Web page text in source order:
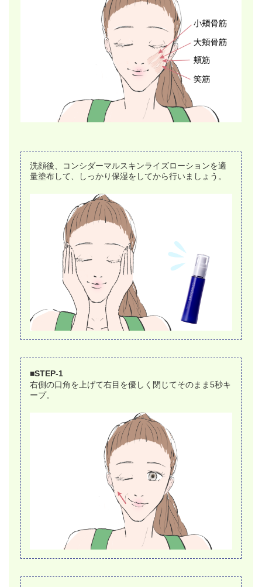
洗顔後、コンシダーマルスキンライズローションを適
量塗布して、しっかり保湿をしてから行いましょう。
■STEP-1
右側の口角を上げて右目を優しく閉じてそのまま5秒キ
ープ。